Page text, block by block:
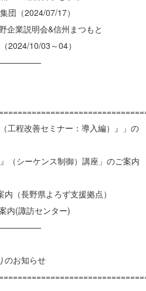
2024/07/17）
企業説明会&信州まつもと
10/03～04）
工程改善セミナー：導入編）』」の
（シーケンス制御）講座」のご案内
（長野県よろず支援拠点）
内(諏訪センター)
のお知らせ